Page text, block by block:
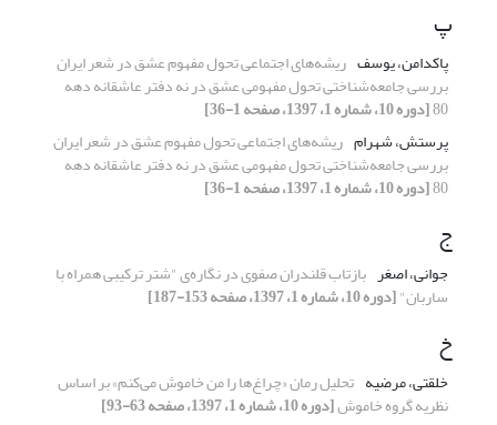
پ
پاکدامن، یوسف ریشه‌های اجتماعی تحول مفهوم عشق در شعر ایران
بررسی جامعه‌شناختی تحول مفهومی عشق در نه دفتر عاشقانه دهه
80[دوره 10، شماره 1، 1397، صفحه 1-36]
پرستش، شهرام ریشه‌های اجتماعی تحول مفهوم عشق در شعر ایران
بررسی جامعه‌شناختی تحول مفهومی عشق در نه دفتر عاشقانه دهه
80[دوره 10، شماره 1، 1397، صفحه 1-36]
ج
جوانی، اصغر بازتاب قلندران صفوی در نگاره‌ی "شتر ترکیبی همراه با
ساربان"[دوره 10، شماره 1، 1397، صفحه 153-187]
خ
خلقتی، مرضیه تحلیل رمان «چراغ‌ها را من خاموش می‌کنم» بر اساس
نظریه گروه خاموش[دوره 10، شماره 1، 1397، صفحه 63-93]